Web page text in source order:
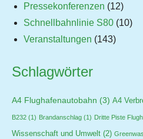
Pressekonferenzen (12)
Schnellbahnlinie S80 (10)
Veranstaltungen (143)
Schlagwörter
A4 Flughafenautobahn (3) A4
B232 (1) Brandanschlag (1) Dritte Piste
Wissenschaft und Umwelt (2)